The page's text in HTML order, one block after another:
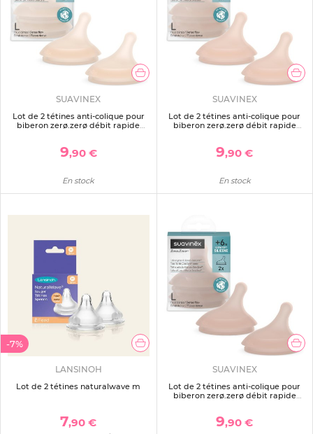
SUAVINEX
Lot de 2 tétines anti-colique pour
biberon zerø.zerø débit rapide
9,90 €
En stock
SUAVINEX
Lot de 2 tétines anti-colique pour
biberon zerø.zerø débit rapide
9,90 €
En stock
-7%
LANSINOH
Lot de 2 tétines naturalwave m
7,90 €
SUAVINEX
Lot de 2 tétines anti-colique pour
biberon zerø.zerø débit rapide
9,90 €